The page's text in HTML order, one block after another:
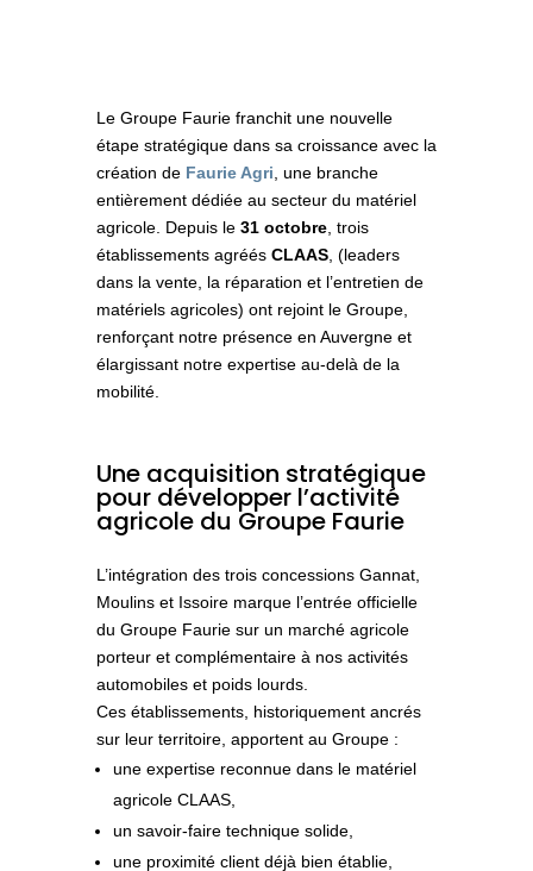
Le Groupe Faurie franchit une nouvelle
étape stratégique dans sa croissance avec la
création de Faurie Agri, une branche
entièrement dédiée au secteur du matériel
agricole. Depuis le 31 octobre, trois
établissements agréés CLAAS, (leaders
dans la vente, la réparation et l’entretien de
matériels agricoles) ont rejoint le Groupe,
renforçant notre présence en Auvergne et
élargissant notre expertise au‑delà de la
mobilité.
Une acquisition stratégique
pour développer l’activité
agricole du Groupe Faurie
L’intégration des trois concessions Gannat,
Moulinset Issoiremarque l’entrée officielle
du Groupe Faurie sur un marché agricole
porteur et complémentaireà nos activités
automobiles et poids lourds.
Ces établissements, historiquement ancrés
sur leur territoire, apportent au Groupe :
une expertise reconnuedans le matériel
agricole CLAAS,
un savoir‑faire technique solide,
une proximité client déjà bien établie,